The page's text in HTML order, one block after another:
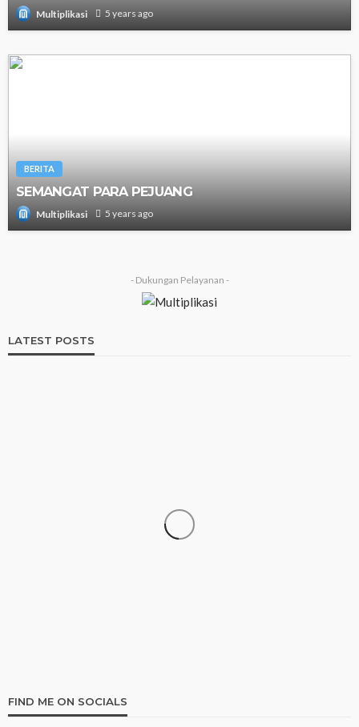
Multiplikasi 5 years ago
BERITA
SEMANGAT PARA PEJUANG
Multiplikasi 5 years ago
- Dukungan Pelayanan -
LATEST POSTS
FIND ME ON SOCIALS